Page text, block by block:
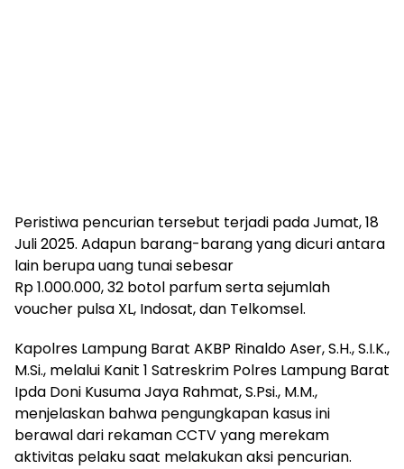
Peristiwa pencurian tersebut terjadi pada Jumat, 18
Juli 2025. Adapun barang-barang yang dicuri antara
lain berupa uang tunai sebesar
Rp 1.000.000, 32 botol parfum serta sejumlah
voucher pulsa XL, Indosat, dan Telkomsel.
Kapolres Lampung Barat AKBP Rinaldo Aser, S.H., S.I.K.,
M.Si., melalui Kanit 1 Satreskrim Polres Lampung Barat
Ipda Doni Kusuma Jaya Rahmat, S.Psi., M.M.,
menjelaskan bahwa pengungkapan kasus ini
berawal dari rekaman CCTV yang merekam
aktivitas pelaku saat melakukan aksi pencurian.